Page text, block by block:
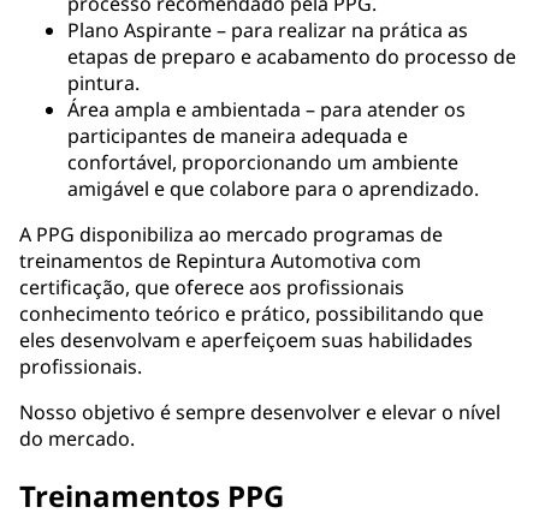
Plano Aspirante – para realizar na prática as
etapas de preparo e acabamento do processo de
pintura.
Área ampla e ambientada – para atender os
participantes de maneira adequada e
confortável, proporcionando um ambiente
amigável e que colabore para o aprendizado.
A PPG disponibiliza ao mercado programas de
treinamentos de Repintura Automotiva com
certificação, que oferece aos profissionais
conhecimento teórico e prático, possibilitando que
eles desenvolvam e aperfeiçoem suas habilidades
profissionais.
Nosso objetivo é sempre desenvolver e elevar o nível
do mercado.
Treinamentos PPG